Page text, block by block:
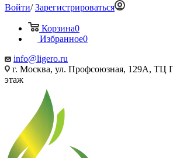
Войти/Зарегистрироваться
Корзина0
Избранное0
info@ligero.ru
г. Москва, ул. Профсоюзная, 129А, ТЦ
этаж